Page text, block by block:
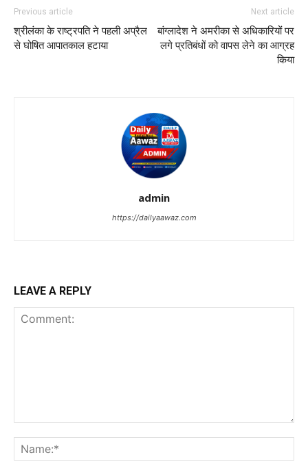
Previous article
श्रीलंका के राष्‍ट्रपति ने पहली अप्रैल
से घोषित आपातकाल हटाया
Next article
बांग्लादेश ने अमरीका से अधिकारियों पर
लगे प्रतिबंधों को वापस लेने का आग्रह
किया
admin
https://dailyaawaz.com
LEAVE A REPLY